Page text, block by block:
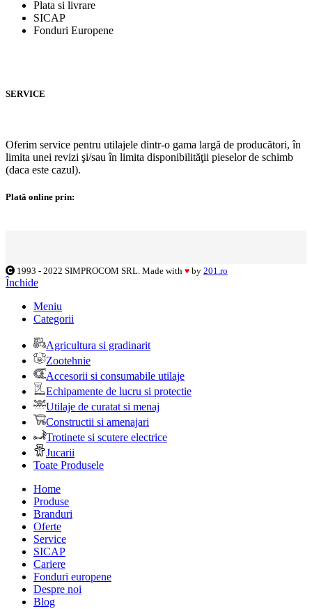
Plata si livrare
SICAP
Fonduri Europene
SERVICE
Oferim service pentru utilajele dintr-o gama largă de producători, în
limita unei revizi şi/sau în limita disponibilităţii pieselor de schimb
(daca este cazul).
Plată online prin:
1993 - 2022 SIMPROCOM SRL. Made with ♥ by 201.ro
Închide
Meniu
Categorii
Agricultura si gradinarit
Zootehnie
Accesorii si consumabile utilaje
Echipamente de lucru si protectie
Utilaje de curatat si menaj
Constructii si amenajari
Trotinete si scutere electrice
Jucarii
Toate Produsele
Home
Produse
Branduri
Oferte
Service
SICAP
Cariere
Fonduri europene
Despre noi
Blog